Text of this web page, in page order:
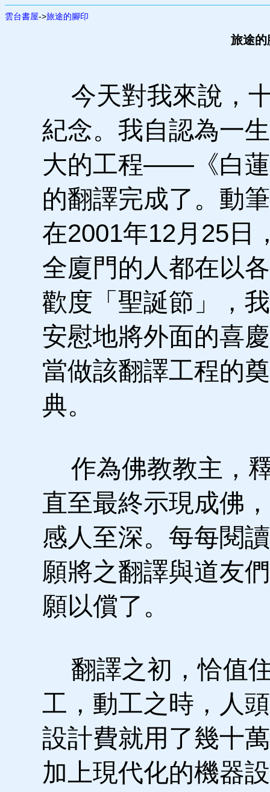
雲台書屋->旅途的腳印
旅途
今天對我來說，
紀念。我自認為一
大的工程——《白
的翻譯完成了。動
在2001年12月25日
全廈門的人都在以
歡度「聖誕節」，
安慰地將外面的喜
當做該翻譯工程的
典。
作為佛教教主，
直至最終示現成佛
感人至深。每每閱
願將之翻譯與道友
願以償了。
翻譯之初，恰值
工，動工之時，人
設計費就用了幾十
加上現代化的機器